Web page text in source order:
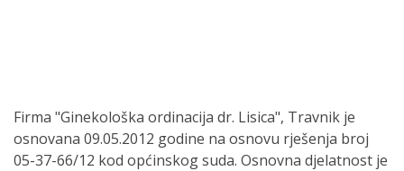
Firma "Ginekološka ordinacija dr. Lisica", Travnik je
osnovana 09.05.2012 godine na osnovu rješenja broj
05-37-66/12 kod općinskog suda. Osnovna djelatnost je